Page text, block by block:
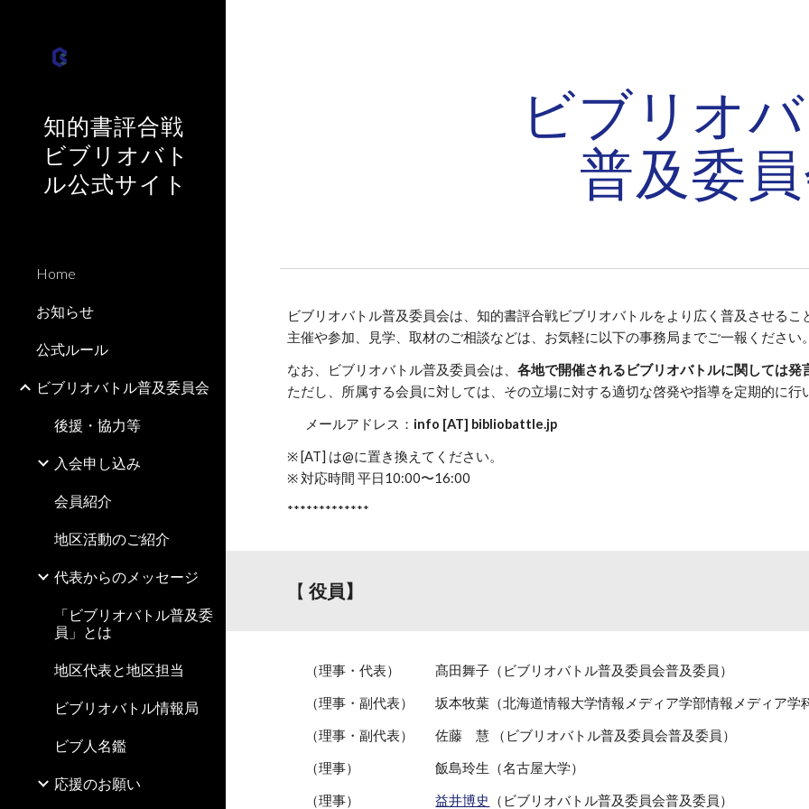
知的書評合戦
ビブリオバト
ル公式サイト
Home
お知らせ
公式ルール
ビブリオバトル普及委員会
後援・協力等
入会申し込み
会員紹介
地区活動のご紹介
代表からのメッセージ
「ビブリオバトル普及委
員」とは
地区代表と地区担当
ビブリオバトル情報局
ビブ人名鑑
応援のお願い
ビブリオ
普及委
ビブリオバトル普及委員会は、知的書評合戦ビブリオバトルをより広く普及させる
主催や参加、見学、取材のご相談などは、お気軽に以下の事務局までご一報ください
なお、ビブリオバトル普及委員会は、各地で開催されるビブリオバトルに関しては
ただし、所属する会員に対しては、その立場に対する適切な啓発や指導を定期的に行
メールアドレス： info [AT] bibliobattle.jp
※ [AT] は@に置き換えてください。
※ 対応時間 平日10:00〜16:00
*************
【役員】
（理事・代表） 髙田舞子（ビブリオバトル普及委員会普及委員）
（理事・副代表） 坂本牧葉（北海道情報大学情報メディア学部情報メディア学
（理事・副代表） 佐藤 慧 （ビブリオバトル普及委員会普及委員）
（理事） 飯島玲生（名古屋大学）
（理事） 益井博史 （ビブリオバトル普及委員会普及委員）